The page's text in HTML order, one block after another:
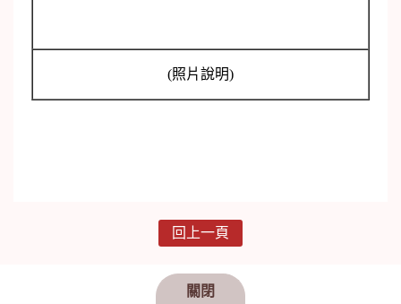
(照片說明)
回上一頁
關閉